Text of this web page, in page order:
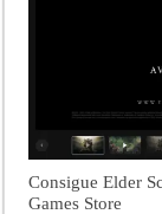
Consigue Elder
Games Store